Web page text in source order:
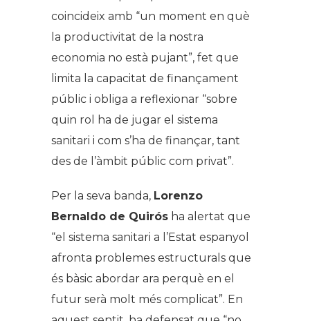
coincideix amb “un moment en què
la productivitat de la nostra
economia no està pujant”, fet que
limita la capacitat de finançament
públic i obliga a reflexionar “sobre
quin rol ha de jugar el sistema
sanitari i com s’ha de finançar, tant
des de l’àmbit públic com privat”.
Per la seva banda, Lorenzo
Bernaldo de Quirós ha alertat que
“el sistema sanitari a l’Estat espanyol
afronta problemes estructurals que
és bàsic abordar ara perquè en el
futur serà molt més complicat”. En